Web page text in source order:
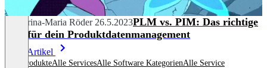
Katharina-Maria Röder 26.5.2023PLM vs. PIM: Das richtige
Tool für dein Produktdatenmanagement
Mehr Artikel
Alle ProdukteAlle ServicesAlle Software KategorienAlle Service